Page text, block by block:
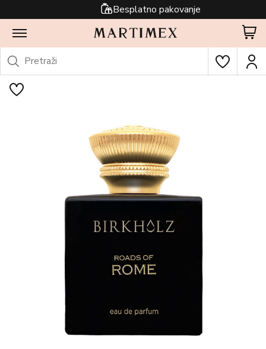
Besplatno pakovanje